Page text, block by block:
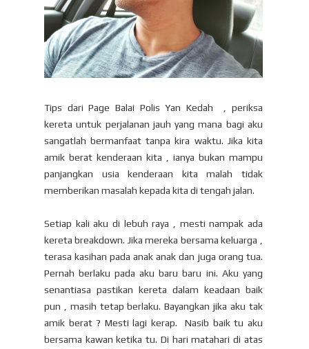
Tips dari Page Balai Polis Yan Kedah , periksa
kereta untuk perjalanan jauh yang mana bagi aku
sangatlah bermanfaat tanpa kira waktu. Jika kita
amik berat kenderaan kita , ianya bukan mampu
panjangkan usia kenderaan kita malah tidak
memberikan masalah kepada kita di tengah jalan.
Setiap kali aku di lebuh raya , mesti nampak ada
kereta breakdown. Jika mereka bersama keluarga ,
terasa kasihan pada anak anak dan juga orang tua.
Pernah berlaku pada aku baru baru ini. Aku yang
senantiasa pastikan kereta dalam keadaan baik
pun , masih tetap berlaku. Bayangkan jika aku tak
amik berat ? Mesti lagi kerap. Nasib baik tu aku
bersama kawan ketika tu. Di hari matahari di atas